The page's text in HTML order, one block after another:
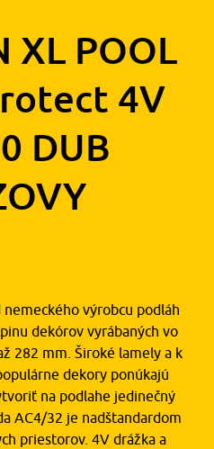
XL POOL
4V
DUB
nemeckého výrobcu podláh
dekórov vyrábaných vo
282 mm. Široké lamely a k
dekory ponúkajú
na podlahe jedinečný
AC4/32 je nadštandardom
priestorov. 4V drážka a